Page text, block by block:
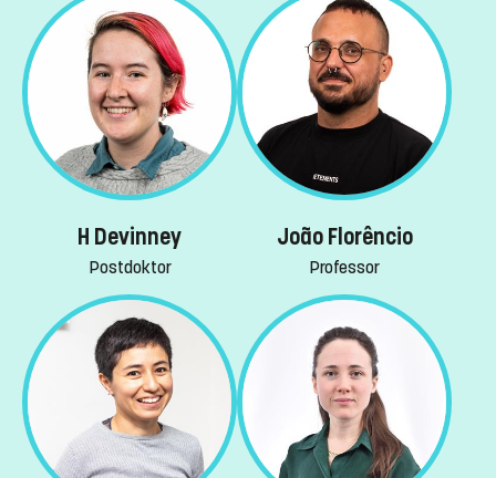
H Devinney
Postdoktor
João Florêncio
Professor